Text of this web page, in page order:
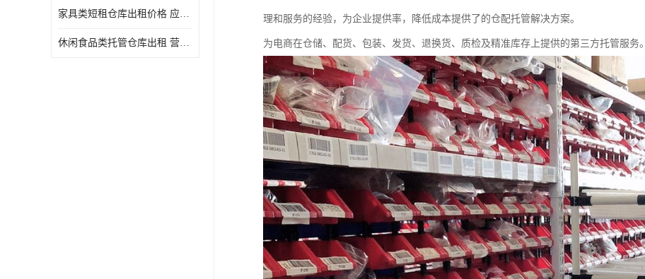
家具类短租仓库出租价格 应用广泛 智能电商配套
休闲食品类托管仓库出租 营造良好环境氛围 垂直电商配套
理和服务的经验，为企业提供率，降低成本提供了的仓配托管解决方案。
为电商在仓储、配货、包装、发货、退换货、质检及精准库存上提供的第三方托管服务。